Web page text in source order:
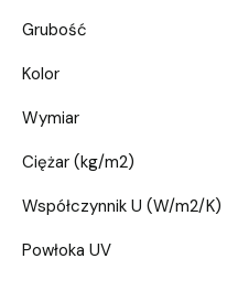
Grubość
Kolor
Wymiar
Ciężar (kg/m2)
Współczynnik U (W/m2/K)
Powłoka UV